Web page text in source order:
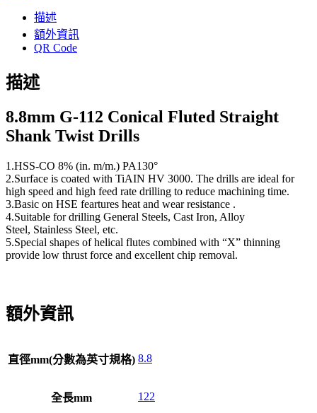
描述
額外資訊
QR Code
描述
8.8mm G-112 Conical Fluted Straight
Shank Twist Drills
1.HSS-CO 8% (in. m/m.) PA130°
2.Surface is coated with TiAIN HV 3000. The drills are ideal for
high speed and high feed rate drilling to reduce machining time.
3.Basic on HSE feartures heat and wear resistance .
4.Suitable for drilling General Steels, Cast Iron, Alloy
Steel, Stainless Steel, etc.
5.Special shapes of helical flutes combined with “X” thinning
provide low thrust force and excellent chip removal.
額外資訊
直徑mm(分數為英寸規格) 8.8
全長mm 122